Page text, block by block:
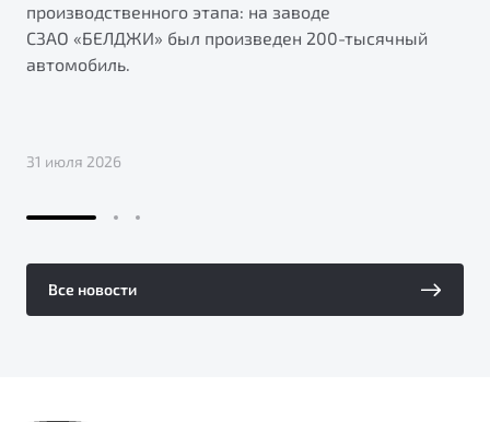
производственного этапа: на заводе
СЗАО «БЕЛДЖИ» был произведен 200-тысячный
автомобиль.
31 июля 2026
Все новости